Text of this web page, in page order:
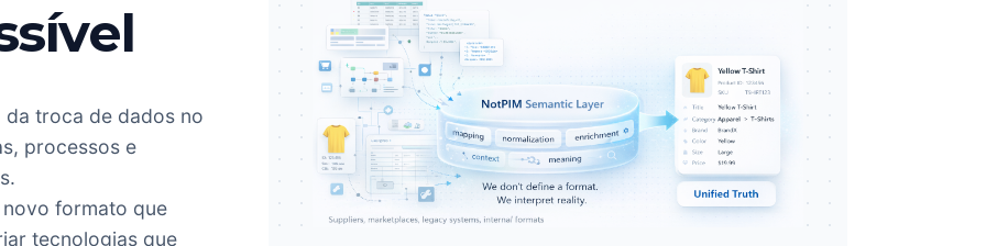
da troca de dados no
processos e
formato que
tecnologias que